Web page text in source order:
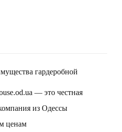
гардеробной
— это честная
из Одессы
ценам